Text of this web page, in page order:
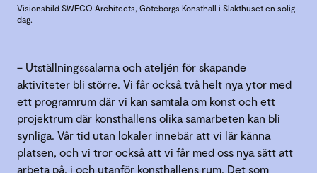
Visionsbild SWECO Architects, Göteborgs Konsthall i Slakthuset en solig
dag.
– Utställningssalarna och ateljén för skapande
aktiviteter bli större. Vi får också två helt nya ytor med
ett programrum där vi kan samtala om konst och ett
projektrum där konsthallens olika samarbeten kan bli
synliga. Vår tid utan lokaler innebär att vi lär känna
platsen, och vi tror också att vi får med oss nya sätt att
arbeta på, i och utanför konsthallens rum. Det som